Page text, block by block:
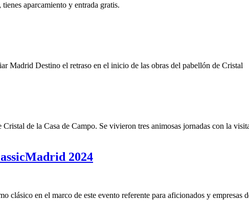
aparcamiento y entrada gratis.
Madrid Destino el retraso en el inicio de las obras del pabellón de Cristal
de la Casa de Campo. Se vivieron tres animosas jornadas con la
2024
en el marco de este evento referente para aficionados y empresas